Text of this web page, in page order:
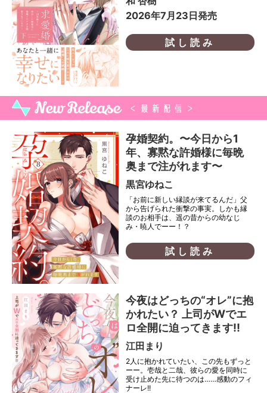
2026年7月23日発売
試し読み
孕婚契約。〜今日から1
年、寡黙な許婚様に毎晩
奥まで注がれます〜
黒宮ゆねこ
「お前に新しい縁談が来てるんだ」父
から告げられた衝撃の事実。しかも縁
談のお相手は、遥の昔からの幼なじ
み・暁人でーー！？
試し読み
今夜はどっちの“オレ”に抱
かれたい？ 上司がWでエ
ロ全開に迫ってきます!!
江田まり
2人に抱かれていたい、この先もずっと
ーー。壱哉と二哉、彼らの愛を同時に
受け止めた先に待つのは……感動のフィ
ナーレ!!